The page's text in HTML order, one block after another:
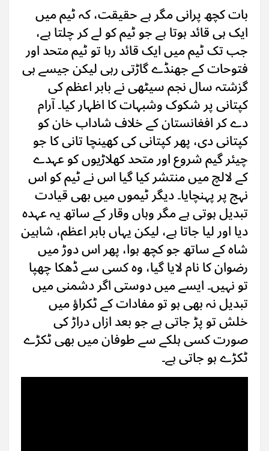
بات کچھ پرانی مگر ہے حقیقت، کہ ٹیم میں
ایک ہی قائد ہوتا ہے جو ٹیم کو لے کر چلتا ہے،
جب تک ٹیم میں ایک قائد رہا تو ٹیم متحد اور
فتوحات کے جھنڈے گاڑتی رہی لیکن جیسے ہی
گزشتہ سال نجم سیٹھی نے بابر اعظم کی
کپتانی پر شکوک وشبہات کا اظہار کیا۔ آرام
دے کر افغانستان کے خلاف شاداب خان کو
کپتانی دی، پھر کپتانی کی کھینچا تانی کا جو
چیئر گیم شروع اور متحد کھلاڑیوں کو عہدے
کے لالچ میں منتشر کیا گیا اس نے ٹیم کو اس
نہج پر پہنچایا۔ دیگر ٹیموں میں بھی قیادت
تبدیل ہوتی ہے مگر وہاں وقار کے ساتھ یہ عہدہ
دیا اور لیا جاتا ہے، لیکن یہاں بابر اعظم، شاہین
شاہ کے ساتھ جو کچھ ہوا، پھر اس دوڑ میں
رضوان کا نام لایا گیا، وہ کسی سے ڈھکا چھپا
تو نہیں۔ ایسے میں دوستی اگر دشمنی میں
تبدیل نہ بھی ہو تو مفادات کے ٹکراؤ میں
خلش تو پڑ جاتی ہے جو بعد ازاں دراڑ کی
صورت کسی ہلکے سے طوفان میں بھی ٹکڑے
ٹکڑے ہو جاتی ہے۔